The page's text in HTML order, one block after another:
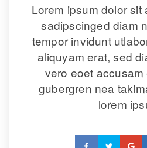
Lorem ipsum dolor sit
adipscinged diam
tempor invidunt
aliquyam erat, sed
vero eoet
gubergren nea
lorem